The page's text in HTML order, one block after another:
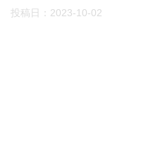
投稿日： 2023-10-02